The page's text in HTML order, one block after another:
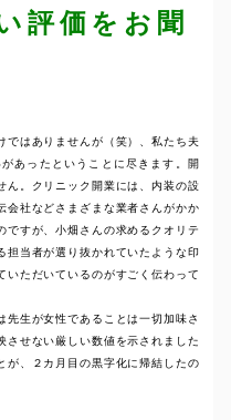
評価をお聞
ではありませんが（笑）、私たち夫
あったということに尽きます。開
ん。クリニック開業には、内装の設
会社などさまざまな業者さんがかか
ですが、小畑さんの求めるクオリテ
担当者が選り抜かれていたような印
いただいているのがすごく伝わって
生が女性であることは一切加味さ
させない厳しい数値を示されました
が、２カ月目の黒字化に帰結したの